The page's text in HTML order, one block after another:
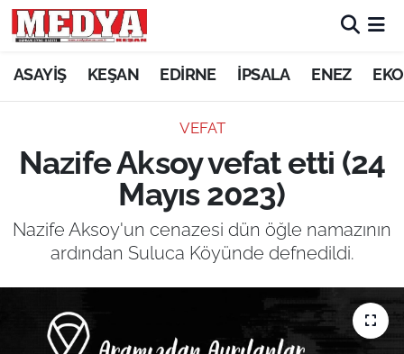
ASAYİŞ KEŞAN EDİRNE İPSALA ENEZ
VEFAT
Nazife Aksoy vefat etti (24
Mayıs 2023)
Nazife Aksoy'un cenazesi dün öğle namazının
ardından Suluca Köyünde defnedildi.
KEŞAN
ASAYİŞ
GÜNDEM
SAĞLIK